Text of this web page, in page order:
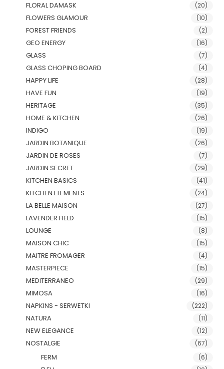
FLORAL DAMASK (20)
FLOWERS GLAMOUR (10)
FOREST FRIENDS (2)
GEO ENERGY (16)
GLASS (7)
GLASS CHOPING BOARD (4)
HAPPY LIFE (28)
HAVE FUN (19)
HERITAGE (35)
HOME & KITCHEN (26)
INDIGO (19)
JARDIN BOTANIQUE (26)
JARDIN DE ROSES (7)
JARDIN SECRET (29)
KITCHEN BASICS (41)
KITCHEN ELEMENTS (24)
LA BELLE MAISON (27)
LAVENDER FIELD (15)
LOUNGE (8)
MAISON CHIC (15)
MAITRE FROMAGER (4)
MASTERPIECE (15)
MEDITERRANEO (29)
MIMOSA (16)
NAPKINS - SERWETKI (222)
NATURA (11)
NEW ELEGANCE (12)
NOSTALGIE (67)
FERM (6)